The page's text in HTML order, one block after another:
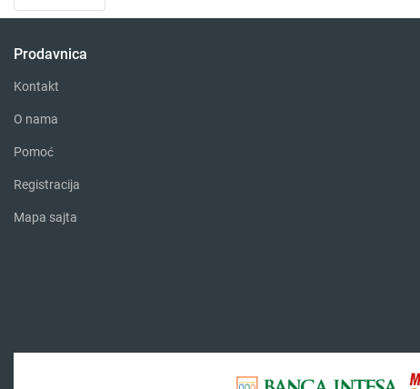
Prodavnica
Kontakt
O nama
Pomoć
Registracija
Mapa sajta